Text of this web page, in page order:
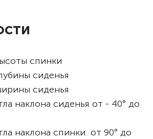
спинки
сиденья
сиденья
наклона сиденья от - 40° до
наклона спинки от 90° до